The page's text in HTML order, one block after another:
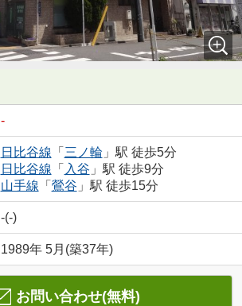
-
日比谷線 「 三ノ輪」駅 徒歩5分
日比谷線 「 入谷 」駅 徒歩9分
山手線 「 鶯谷 」駅 徒歩15分
-(-)
1989年 5月(築37年)
お問い合わせ(無料)